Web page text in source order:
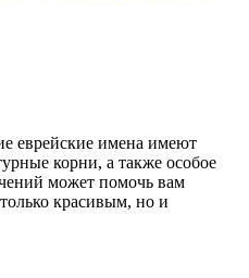
еврейские имена имеют
корни, а также особое
может помочь вам
красивым, но и